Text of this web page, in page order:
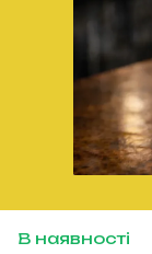
В наявності